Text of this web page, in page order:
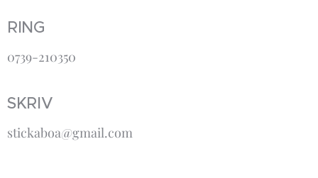
RING
0739-210350
SKRIV
stickaboa@gmail.com